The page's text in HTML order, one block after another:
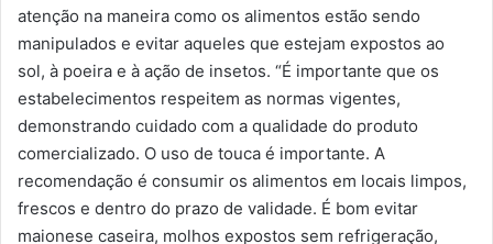
atenção na maneira como os alimentos estão sendo
manipulados e evitar aqueles que estejam expostos ao
sol, à poeira e à ação de insetos. “É importante que os
estabelecimentos respeitem as normas vigentes,
demonstrando cuidado com a qualidade do produto
comercializado. O uso de touca é importante. A
recomendação é consumir os alimentos em locais limpos,
frescos e dentro do prazo de validade. É bom evitar
maionese caseira, molhos expostos sem refrigeração,